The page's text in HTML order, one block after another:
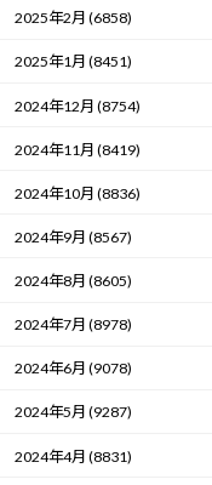
2025年2月 (6858)
2025年1月 (8451)
2024年12月 (8754)
2024年11月 (8419)
2024年10月 (8836)
2024年9月 (8567)
2024年8月 (8605)
2024年7月 (8978)
2024年6月 (9078)
2024年5月 (9287)
2024年4月 (8831)